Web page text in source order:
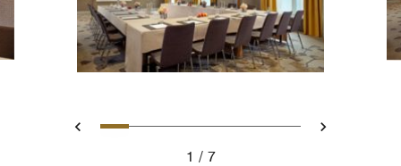
Anterior
Tobogán 1 - Organise your
Tobogán 2 - Organise
Tobogán 3 - Organise
Tobogán 4 - Gala
Tobogán 5 -
Tobogán 6 -
Tobogán 7
1
7